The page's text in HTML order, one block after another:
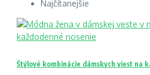
Najčítanejšie
Štýlové kombinácie dámskych viest na